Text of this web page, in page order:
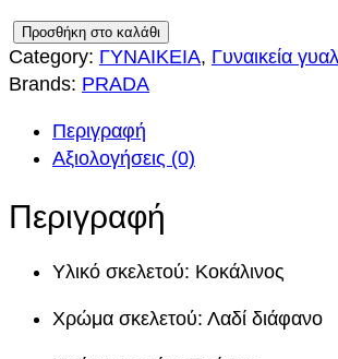
l
p
r
i
c
e
w
σ
ή
ε
R
A
R
Προσθήκη στο καλάθι
Category: ΓΥΝΑΙΚΕΙΑ, Γυναικεία
Brands: PRADA
Περιγραφή
Αξιολογήσεις (0)
Περιγραφή
Υλικό σκελετού: Κοκάλινος
Χρώμα σκελετού: Λαδί διάφανο